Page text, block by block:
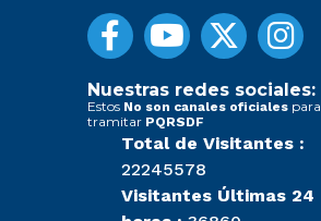
Nuestras redes sociales:
Estos No son canales oficiales para
tramitar PQRSDF
Total de Visitantes :
22245578
Visitantes Últimas 24